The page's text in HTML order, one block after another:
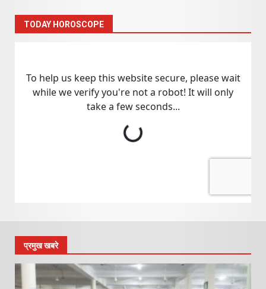
TODAY HOROSCOPE
प्रमुख खबरे